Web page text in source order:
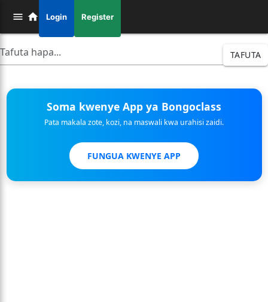
Login Register
TAFUTA
Soma kwenye App ya Bongoclass
Pata makala zote, kozi, na maswali kwa urahisi zaidi.
FUNGUA KWENYE APP